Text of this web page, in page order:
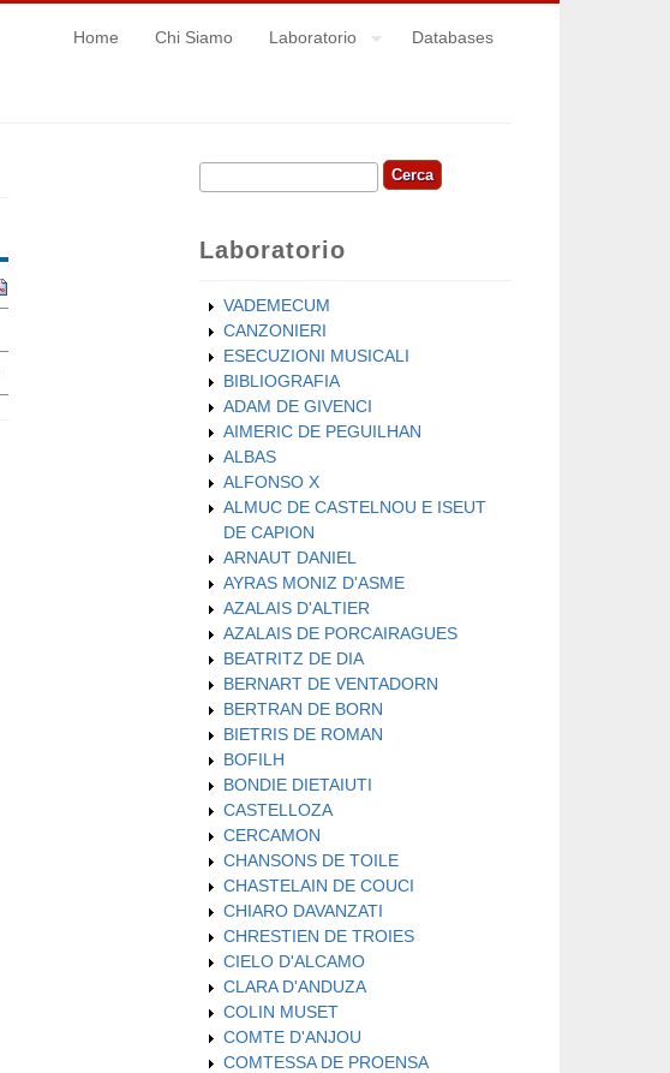
Home Chi Siamo Laboratorio Databases
Form di ricerca
Cerca
Laboratorio
VADEMECUM
CANZONIERI
ESECUZIONI MUSICALI
BIBLIOGRAFIA
ADAM DE GIVENCI
AIMERIC DE PEGUILHAN
ALBAS
ALFONSO X
ALMUC DE CASTELNOU E ISEUT
DE CAPION
ARNAUT DANIEL
AYRAS MONIZ D'ASME
AZALAIS D'ALTIER
AZALAIS DE PORCAIRAGUES
BEATRITZ DE DIA
BERNART DE VENTADORN
BERTRAN DE BORN
BIETRIS DE ROMAN
BOFILH
BONDIE DIETAIUTI
CASTELLOZA
CERCAMON
CHANSONS DE TOILE
CHASTELAIN DE COUCI
CHIARO DAVANZATI
CHRESTIEN DE TROIES
CIELO D'ALCAMO
CLARA D'ANDUZA
COLIN MUSET
COMTE D'ANJOU
COMTESSA DE PROENSA